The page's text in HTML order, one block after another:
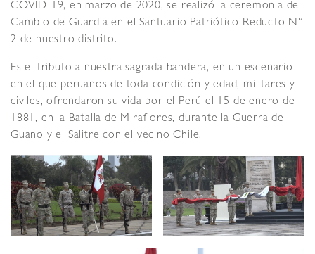
COVID-19, en marzo de 2020, se realizó la ceremonia de
Cambio de Guardia en el Santuario Patriótico Reducto N°
2 de nuestro distrito.
Es el tributo a nuestra sagrada bandera, en un escenario
en el que peruanos de toda condición y edad, militares y
civiles, ofrendaron su vida por el Perú el 15 de enero de
1881, en la Batalla de Miraflores, durante la Guerra del
Guano y el Salitre con el vecino Chile.